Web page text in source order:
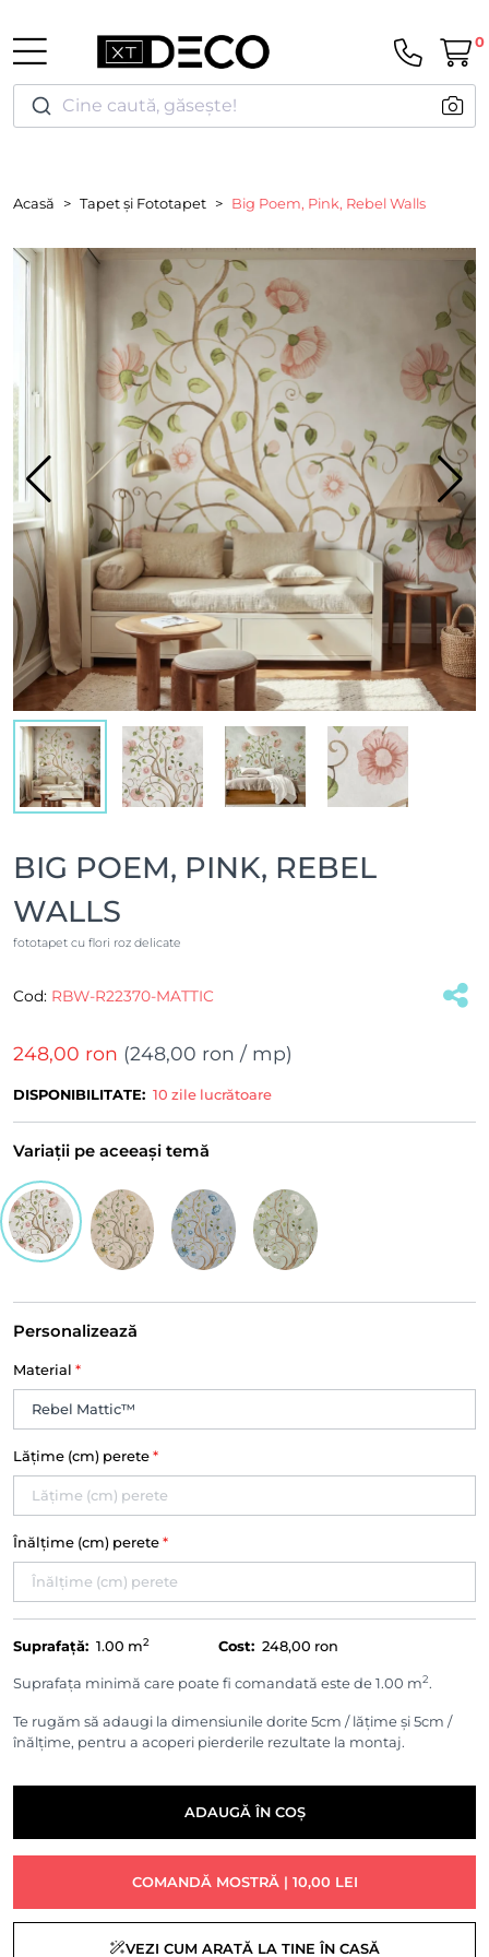
Cine caută, găsește!
0
Acasă Tapet și Fototapet Big Poem, Pink, Rebel Walls
BIG POEM, PINK, REBEL
WALLS
fototapet cu flori roz delicate
Cod: RBW-R22370-MATTIC
248,00 ron (248,00 ron / mp)
DISPONIBILITATE: 10 zile lucrătoare
Variații pe aceeași temă
Personalizează
Material *
Lățime (cm) perete *
Înălțime (cm) perete *
Suprafață: 1.00 m2 Cost: 248,00 ron
Suprafața minimă care poate fi comandată este de 1.00 m2.
Te rugăm să adaugi la dimensiunile dorite 5cm / lățime și 5cm /
înălțime, pentru a acoperi pierderile rezultate la montaj.
ADAUGĂ ÎN COȘ
COMANDĂ MOSTRĂ | 10,00 LEI
VEZI CUM ARATĂ LA TINE ÎN CASĂ